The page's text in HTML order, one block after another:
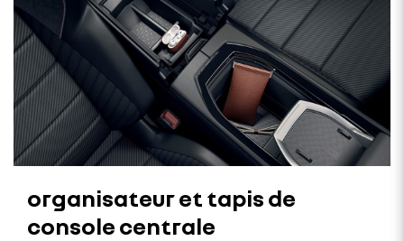
organisateur et tapis de
console centrale